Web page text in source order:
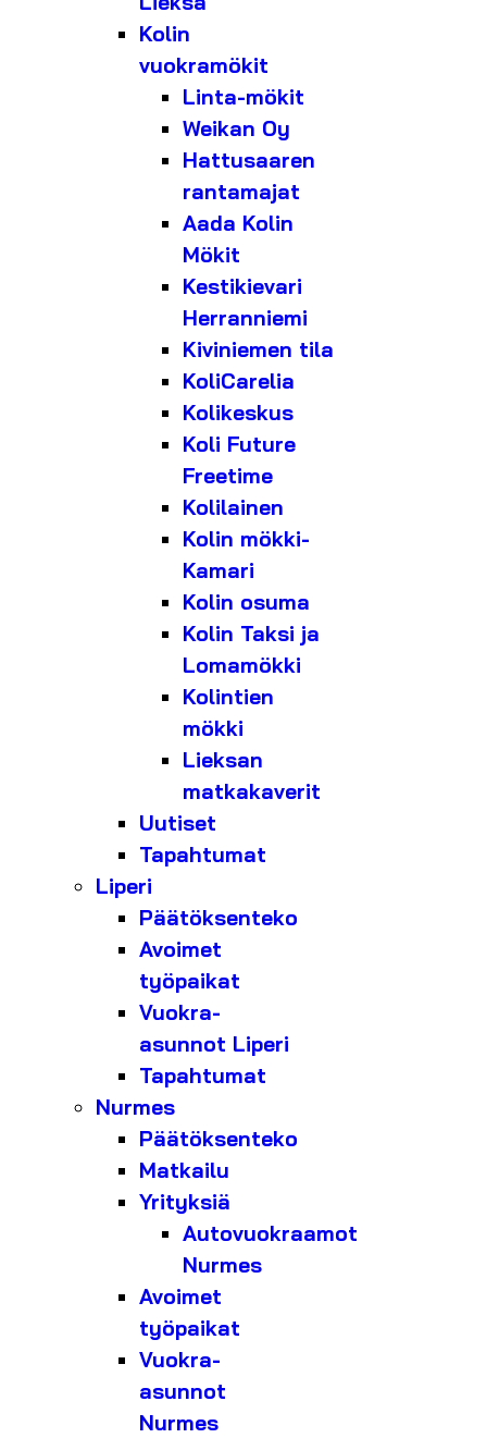
Kolin
vuokramökit
Linta-mökit
Weikan Oy
Hattusaaren
rantamajat
Aada Kolin
Mökit
Kestikievari
Herranniemi
Kiviniemen tila
KoliCarelia
Kolikeskus
Koli Future
Freetime
Kolilainen
Kolin mökki-
Kamari
Kolin osuma
Kolin Taksi ja
Lomamökki
Kolintien
mökki
Lieksan
matkakaverit
Uutiset
Tapahtumat
Liperi
Päätöksenteko
Avoimet
työpaikat
Vuokra-
asunnot Liperi
Tapahtumat
Nurmes
Päätöksenteko
Matkailu
Yrityksiä
Autovuokraamot
Nurmes
Avoimet
työpaikat
Vuokra-
asunnot
Nurmes